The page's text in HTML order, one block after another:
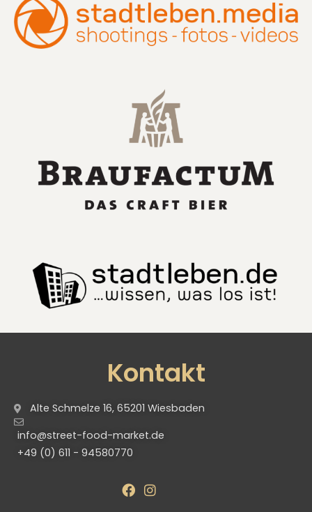
Kontakt
Alte Schmelze 16, 65201 Wiesbaden
info@street-food-market.de
+49 (0) 611 - 94580770